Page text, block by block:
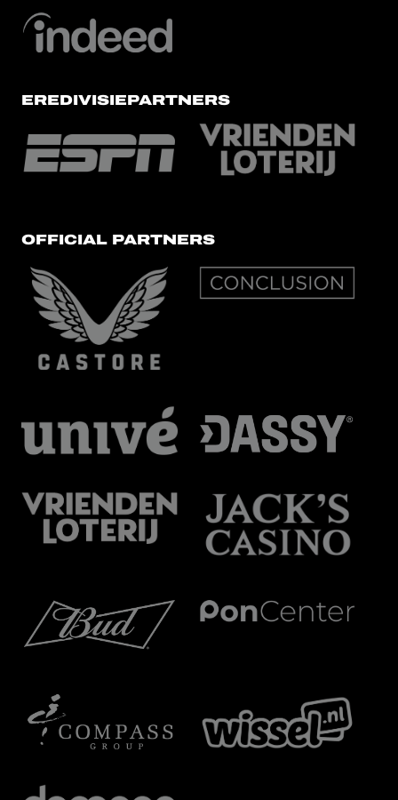
EREDIVISIEPARTNERS
OFFICIAL PARTNERS